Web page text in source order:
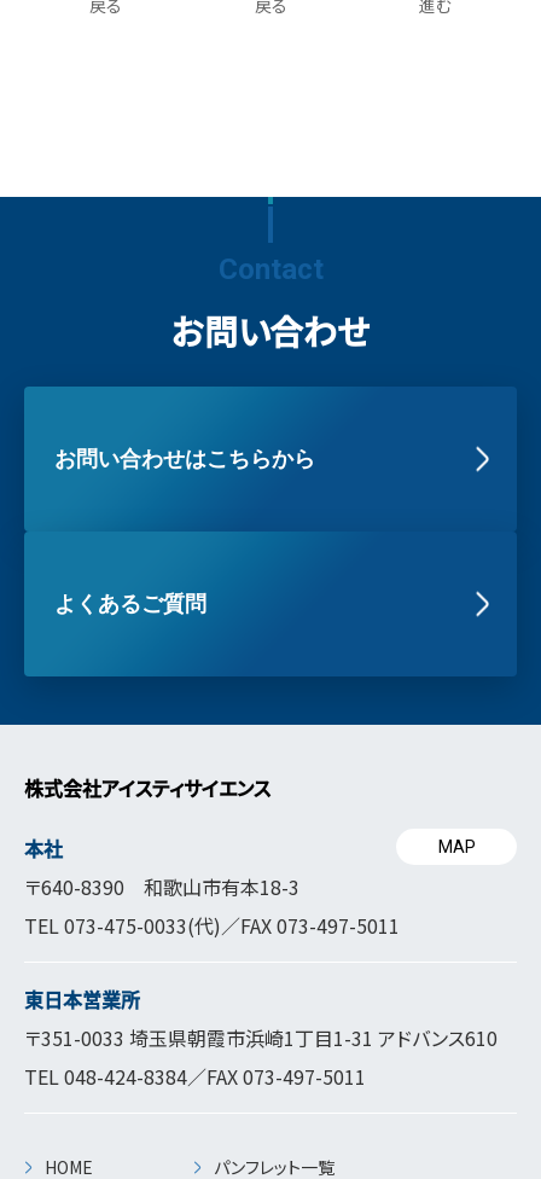
戻る
戻る
進む
Contact
お問い合わせ
お問い合わせはこちらから
よくあるご質問
株式会社アイスティサイエンス
本社
〒640-8390 和歌山市有本18-3
TEL073-475-0033(代)／FAX 073-497-5011
MAP
東日本営業所
〒351-0033 埼玉県朝霞市浜崎1丁目1-31 アドバンス610
TEL048-424-8384／FAX 073-497-5011
HOME パンフレット一覧